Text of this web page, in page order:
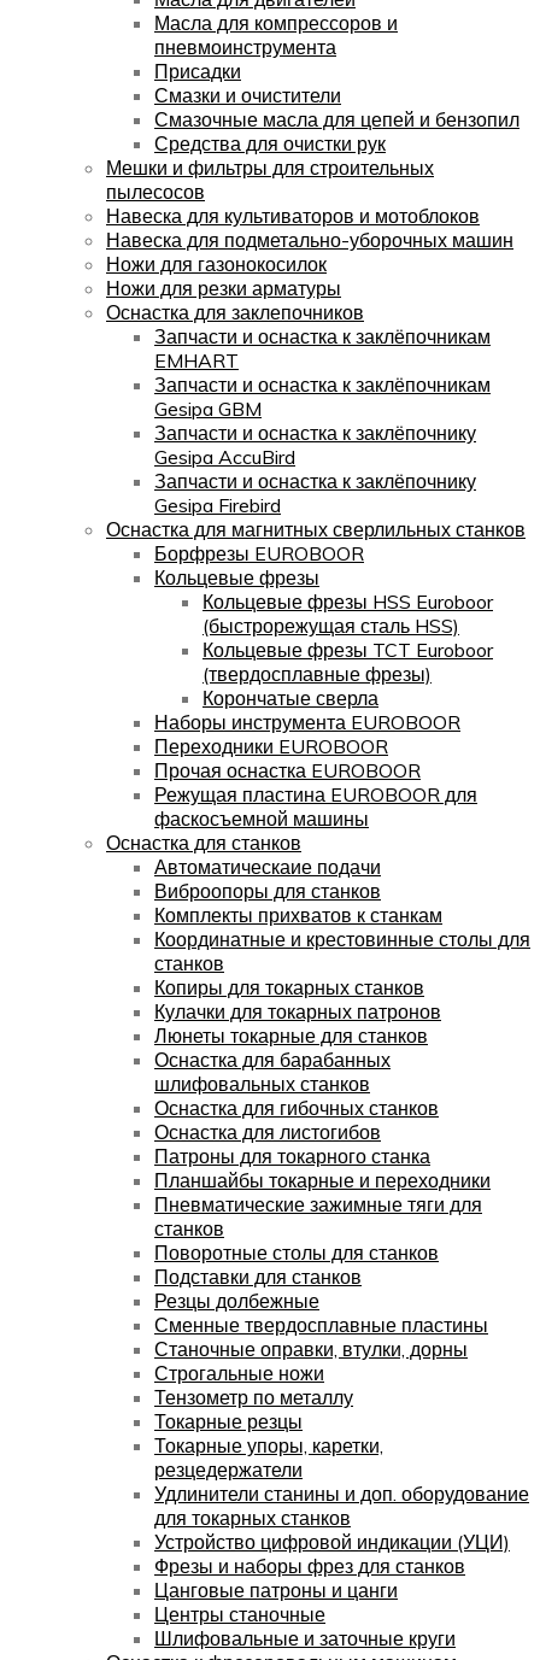
Масла для компрессоров и
пневмоинструмента
Присадки
Смазки и очистители
Смазочные масла для цепей и бензопил
Средства для очистки рук
Мешки и фильтры для строительных
пылесосов
Навеска для культиваторов и мотоблоков
Навеска для подметально-уборочных машин
Ножи для газонокосилок
Ножи для резки арматуры
Оснастка для заклепочников
Запчасти и оснастка к заклёпочникам
EMHART
Запчасти и оснастка к заклёпочникам
Gesipa GBM
Запчасти и оснастка к заклёпочнику
Gesipa AccuBird
Запчасти и оснастка к заклёпочнику
Gesipa Firebird
Оснастка для магнитных сверлильных станков
Борфрезы EUROBOOR
Кольцевые фрезы
Кольцевые фрезы HSS Euroboor
(быстрорежущая сталь HSS)
Кольцевые фрезы TCT Euroboor
(твердосплавные фрезы)
Корончатые сверла
Наборы инструмента EUROBOOR
Переходники EUROBOOR
Прочая оснастка EUROBOOR
Режущая пластина EUROBOOR для
фаскосъемной машины
Оснастка для станков
Автоматическаие подачи
Виброопоры для станков
Комплекты прихватов к станкам
Координатные и крестовинные столы для
станков
Копиры для токарных станков
Кулачки для токарных патронов
Люнеты токарные для станков
Оснастка для барабанных
шлифовальных станков
Оснастка для гибочных станков
Оснастка для листогибов
Патроны для токарного станка
Планшайбы токарные и переходники
Пневматические зажимные тяги для
станков
Поворотные столы для станков
Подставки для станков
Резцы долбежные
Сменные твердосплавные пластины
Станочные оправки, втулки, дорны
Строгальные ножи
Тензометр по металлу
Токарные резцы
Токарные упоры, каретки,
резцедержатели
Удлинители станины и доп. оборудование
для токарных станков
Устройство цифровой индикации (УЦИ)
Фрезы и наборы фрез для станков
Цанговые патроны и цанги
Центры станочные
Шлифовальные и заточные круги